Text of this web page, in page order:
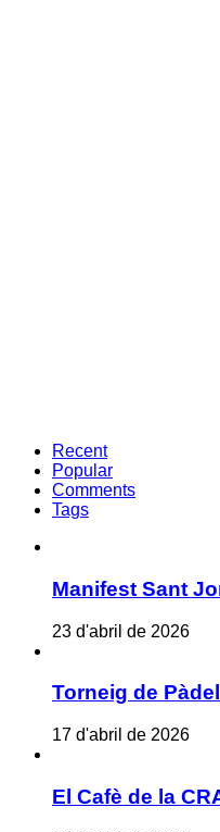
Recent
Popular
Comments
Tags
Manifest Sant
23 d'abril de 2026
Torneig de
17 d'abril de 2026
El Cafè de la